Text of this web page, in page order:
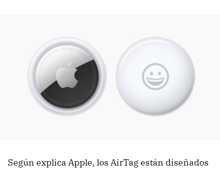
Según explica Apple, los AirTag están diseñados